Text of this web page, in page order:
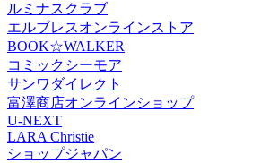
ルミナスクラブ
エルブレスオンラインストア
BOOK☆WALKER
コミックシーモア
サンワダイレクト
富澤商店オンラインショップ
U-NEXT
LARA Christie
ショップジャパン